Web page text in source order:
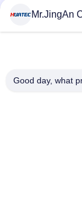
Mr.JingAn
Good day, what